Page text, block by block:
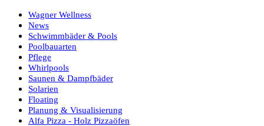
Wagner Wellness
News
Schwimmbäder & Pools
Poolbauarten
Pflege
Whirlpools
Saunen & Dampfbäder
Solarien
Floating
Planung & Visualisierung
Alfa Pizza - Holz Pizzaöfen